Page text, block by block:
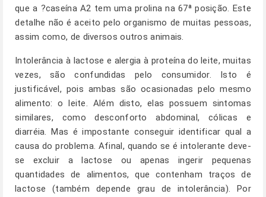
que a ?caseína A2 tem uma prolina na 67ª posição. Este
detalhe não é aceito pelo organismo de muitas pessoas,
assim como, de diversos outros animais.
Intolerância à lactose e alergia à proteína do leite, muitas
vezes, são confundidas pelo consumidor. Isto é
justificável, pois ambas são ocasionadas pelo mesmo
alimento: o leite. Além disto, elas possuem sintomas
similares, como desconforto abdominal, cólicas e
diarréia. Mas é impostante conseguir identificar qual a
causa do problema. Afinal, quando se é intolerante deve-
se excluir a lactose ou apenas ingerir pequenas
quantidades de alimentos, que contenham traços de
lactose (também depende grau de intolerância). Por